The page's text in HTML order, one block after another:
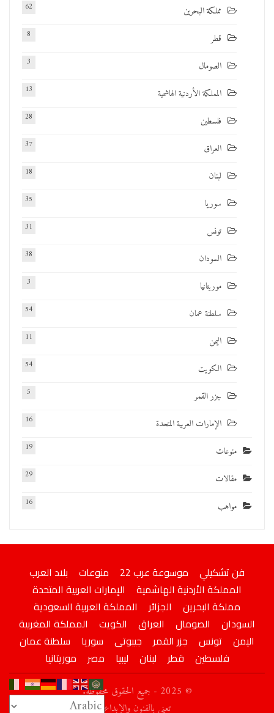
مملكة البحرين 62
قطر 8
الصومال 3
المملكة الأردنية الهاشمية 13
فلسطين 28
العراق 37
لبنان 18
سوريا 35
تونس 31
السودان 38
موريتانيا 3
سلطنة عمان 54
اليمن 11
الكويت 54
جزر القمر 5
الإمارات العربية المتحدة 16
منوعات 19
مقالات 29
مواهب 16
فن تشكيلي موسوعة عرب 22 منوعات
بلاد العرب
المملكة الأردنية الهاشمية
الإمارات العربية المتحدة
مملكة البحرين
الجزائر
المملكة العربية السعودية
السودان
الصومال العراق الكويت
المملكة المغربية
اليمن
تونس جزر القمر جيبوتى سوريا
سلطنة عمان
فلسطين
قطر لبنان ليبيا مصر موريتانيا
© 2025 - جميع الحقوق محفوظة.
تعني بالفنون والإبداع